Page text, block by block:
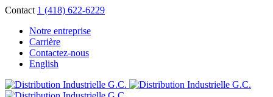
Contact 1 (418) 622-6229
Notre entreprise
Carrière
Contactez-nous
English